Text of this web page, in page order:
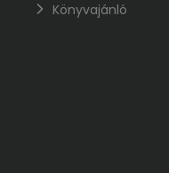
Könyvajánló